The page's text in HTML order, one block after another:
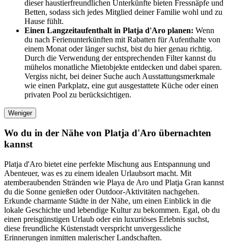
dieser haustierfreundlichen Unterkünfte bieten Fressnäpfe und
Betten, sodass sich jedes Mitglied deiner Familie wohl und zu
Hause fühlt.
Einen Langzeitaufenthalt in Platja d'Aro planen: Wenn
du nach Ferienunterkünften mit Rabatten für Aufenthalte von
einem Monat oder länger suchst, bist du hier genau richtig.
Durch die Verwendung der entsprechenden Filter kannst du
mühelos monatliche Mietobjekte entdecken und dabei sparen.
Vergiss nicht, bei deiner Suche auch Ausstattungsmerkmale
wie einen Parkplatz, eine gut ausgestattete Küche oder einen
privaten Pool zu berücksichtigen.
Weniger
Wo du in der Nähe von Platja d'Aro übernachten
kannst
Platja d'Aro bietet eine perfekte Mischung aus Entspannung und
Abenteuer, was es zu einem idealen Urlaubsort macht. Mit
atemberaubenden Stränden wie Playa de Aro und Platja Gran kannst
du die Sonne genießen oder Outdoor-Aktivitäten nachgehen.
Erkunde charmante Städte in der Nähe, um einen Einblick in die
lokale Geschichte und lebendige Kultur zu bekommen. Egal, ob du
einen preisgünstigen Urlaub oder ein luxuriöses Erlebnis suchst,
diese freundliche Küstenstadt verspricht unvergessliche
Erinnerungen inmitten malerischer Landschaften.